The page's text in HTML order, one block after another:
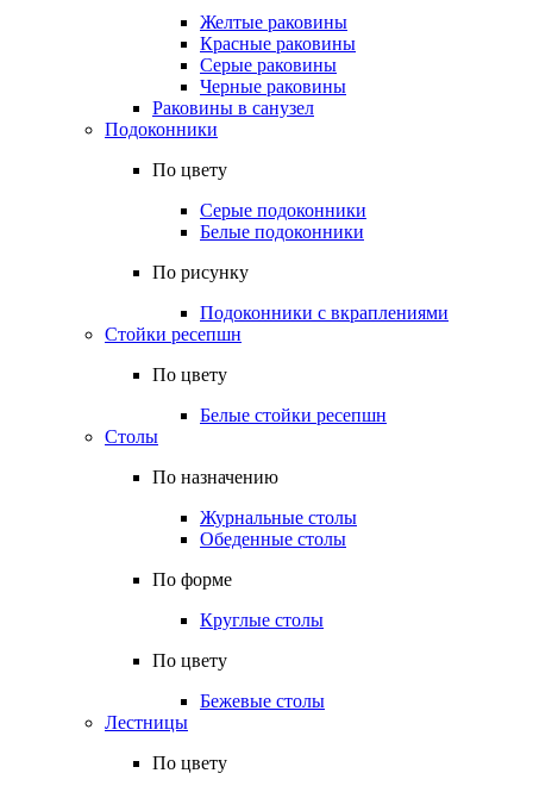
Желтые раковины
Красные раковины
Серые раковины
Черные раковины
Раковины в санузел
Подоконники
По цвету
Серые подоконники
Белые подоконники
По рисунку
Подоконники с вкраплениями
Стойки ресепшн
По цвету
Белые стойки ресепшн
Столы
По назначению
Журнальные столы
Обеденные столы
По форме
Круглые столы
По цвету
Бежевые столы
Лестницы
По цвету